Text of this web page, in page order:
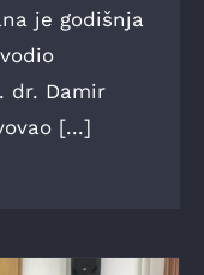
je godišnja
dr. Damir
[...]